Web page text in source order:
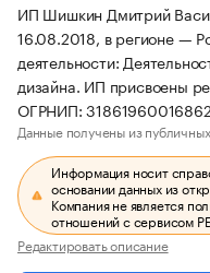
ИП Шишкин Дмитрий
16.08.2018, в регионе —
деятельности:
дизайна. ИП присвоены
ОГРНИП:
Данные получены из
Информация носит
основании данных из
Компания не является
отношений с сервисом
Редактировать описание